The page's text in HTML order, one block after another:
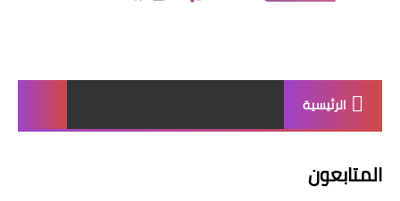
الرئيسية
المتابعون